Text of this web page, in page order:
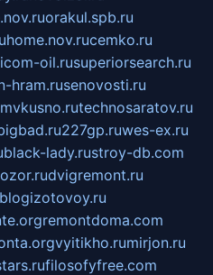
orakul.spb.ru
home.nov.rucemko.ru
oil.rusuperiorsearch.ru
hram.rusenovosti.ru
technosaratov.ru
227gp.ruwes-ex.ru
black-lady.rustroy-db.com
dvigremont.ru
blogizotovoy.ru
remontdoma.com
vyitikho.rumirjon.ru
filosofyfree.com